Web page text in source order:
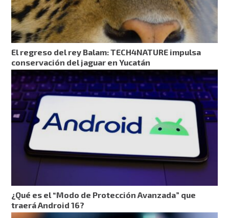
El regreso del rey Balam: TECH4NATURE impulsa
conservación del jaguar en Yucatán
¿Qué es el “Modo de Protección Avanzada” que
traerá Android 16?